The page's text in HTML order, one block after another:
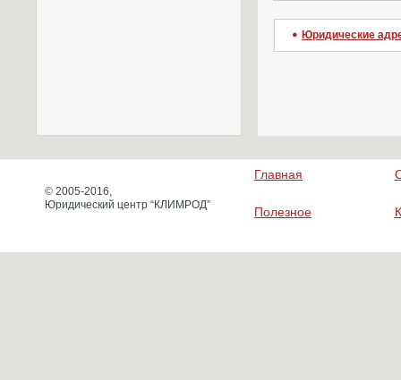
Юридические
© 2005-2016,
Юридический центр “КЛИМРОД”
Главная
Полезное